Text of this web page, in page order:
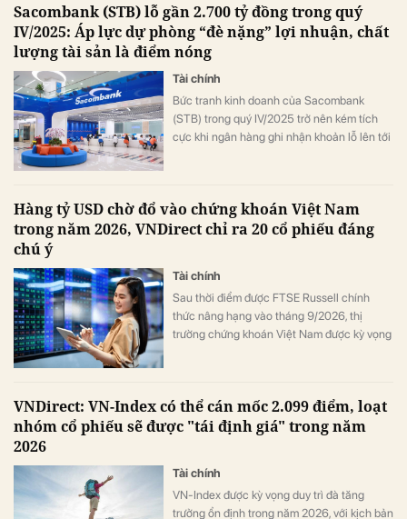
đã kéo lợi nhuận cả năm xuống mức thấp
nhất trong nhiều năm.
Sacombank (STB) lỗ gần 2.700 tỷ đồng trong quý
IV/2025: Áp lực dự phòng “đè nặng” lợi nhuận, chất
lượng tài sản là điểm nóng
Tài chính
Bức tranh kinh doanh của Sacombank
(STB) trong quý IV/2025 trở nên kém tích
cực khi ngân hàng ghi nhận khoản lỗ lên tới
tăng mạnh trích lập dự phòng rủi ro tín dụng
trong bối cảnh chất lượng tài sản có nhiều
Hàng tỷ USD chờ đổ vào chứng khoán Việt Nam
trong năm 2026, VNDirect chỉ ra 20 cổ phiếu đáng
chú ý
Tài chính
Sau thời điểm được FTSE Russell chính
thức nâng hạng vào tháng 9/2026, thị
trường chứng khoán Việt Nam được kỳ vọng
VNDirect: VN-Index có thể cán mốc 2.099 điểm, loạt
nhóm cổ phiếu sẽ được "tái định giá" trong năm
2026
Tài chính
VN-Index được kỳ vọng duy trì đà tăng
trưởng ổn định trong năm 2026, với kịch bản